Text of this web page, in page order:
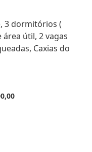
3 dormitórios (
área útil, 2 vagas
Caxias do